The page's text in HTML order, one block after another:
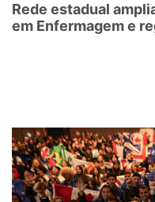
Rede estadual
em Enfermagem e